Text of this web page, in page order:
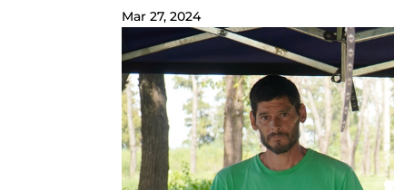
Mar 27, 2024